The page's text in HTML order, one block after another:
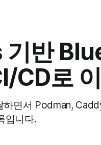
반
CD로
면서 Podman,
입니다.